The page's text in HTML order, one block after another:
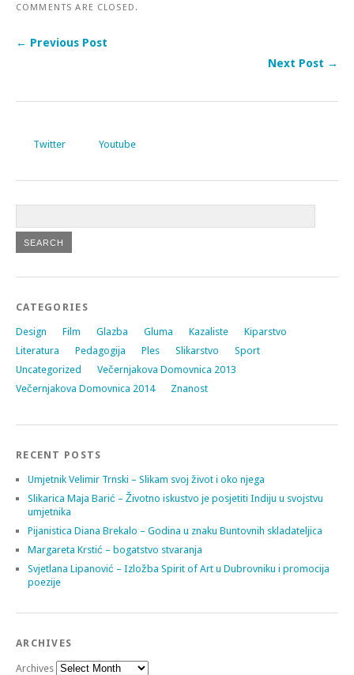
COMMENTS ARE CLOSED.
← Previous Post
Next Post →
Twitter Youtube
CATEGORIES
Design Film Glazba Gluma Kazaliste
Kiparstvo
Literatura
Pedagogija Ples Slikarstvo
Sport
Uncategorized
Večernjakova Domovnica 2013
Večernjakova Domovnica 2014
Znanost
RECENT POSTS
Umjetnik Velimir Trnski – Slikam svoj život i oko njega
Slikarica Maja Barić – Životno iskustvo je posjetiti Indiju u svojstvu
umjetnika
Pijanistica Diana Brekalo – Godina u znaku Buntovnih skladateljica
Margareta Krstić – bogatstvo stvaranja
Svjetlana Lipanović – Izložba Spirit of Art u Dubrovniku i promocija
poezije
ARCHIVES
Archives